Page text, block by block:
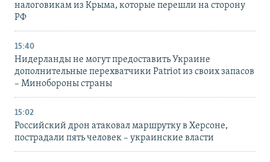
налоговикам из Крыма, которые перешли на сторону
РФ
15:40
Нидерланды не могут предоставить Украине
дополнительные перехватчики Patriot из своих запасов
– Минобороны страны
15:02
Российский дрон атаковал маршрутку в Херсоне,
пострадали пять человек – украинские власти